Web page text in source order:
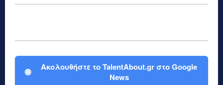
🌐
Ακολουθήστε το TalentAbout.gr στο Google
News